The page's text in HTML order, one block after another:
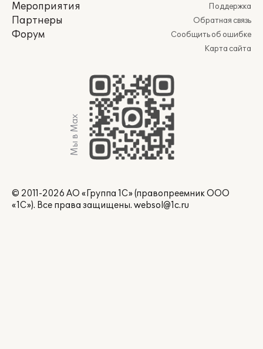
Мероприятия
Партнеры
Форум
Поддержка
Обратная связь
Сообщить об ошибке
Карта сайта
Мы в Max
© 2011-2026 АО «Группа 1С» (правопреемник ООО
«1С»). Все права защищены. websol@1c.ru